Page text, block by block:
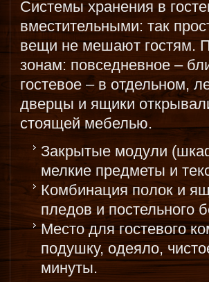
Системы хранения в
вместительными: так
вещи не мешают гостям.
зонам: повседневное –
гостевое – в отдельном,
дверцы и ящики
стоящей мебелью.
Закрытые модули
мелкие предметы и
Комбинация полок и
пледов и постельного
Место для гостевого
подушку, одеяло,
минуты.